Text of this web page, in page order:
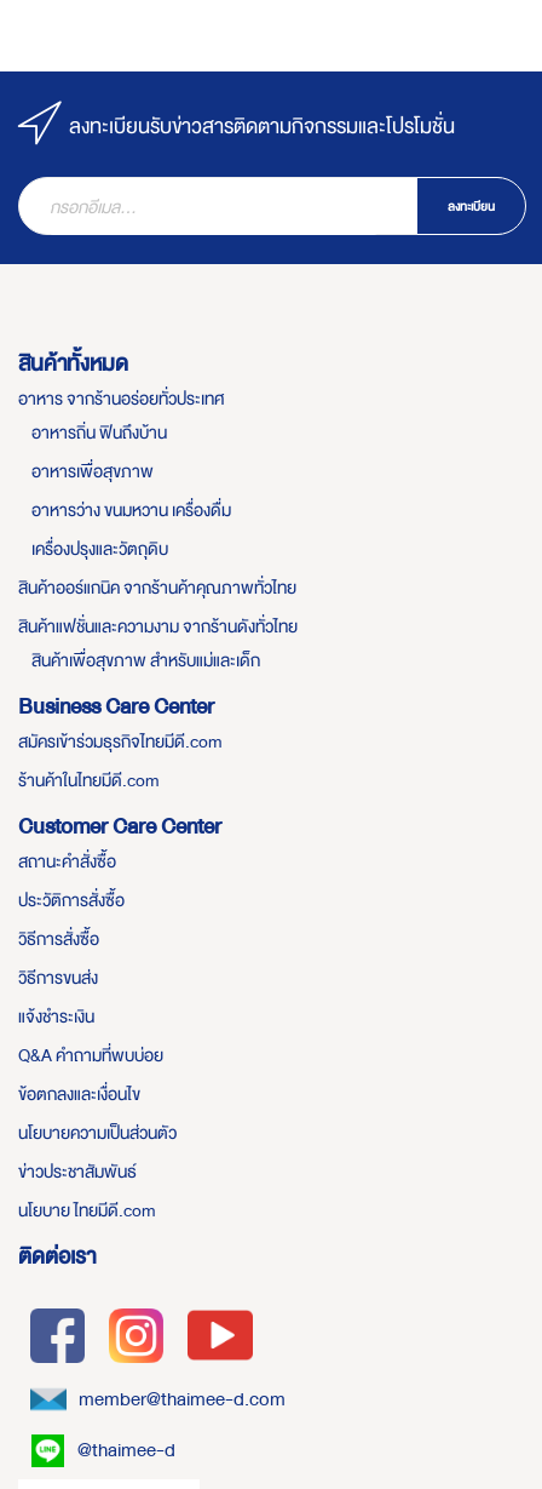
ลงทะเบียนรับข่าวสารติดตามกิจกรรมและโปรโมชั่น
ลงทะเบียน
สินค้าทั้งหมด
อาหาร จากร้านอร่อยทั่วประเทศ
อาหารถิ่น ฟินถึงบ้าน
อาหารเพื่อสุขภาพ
อาหารว่าง ขนมหวาน เครื่องดื่ม
เครื่องปรุงและวัตถุดิบ
สินค้าออร์แกนิค จากร้านค้าคุณภาพทั่วไทย
สินค้าแฟชั่นและความงาม จากร้านดังทั่วไทย
สินค้าเพื่อสุขภาพ สำหรับแม่และเด็ก
Business Care Center
สมัครเข้าร่วมธุรกิจไทยมีดี.com
ร้านค้าในไทยมีดี.com
Customer Care Center
สถานะคำสั่งซื้อ
ประวัติการสั่งซื้อ
วิธีการสั่งซื้อ
วิธีการขนส่ง
แจ้งชำระเงิน
Q&A คำถามที่พบบ่อย
ข้อตกลงและเงื่อนไข
นโยบายความเป็นส่วนตัว
ข่าวประชาสัมพันธ์
นโยบาย ไทยมีดี.com
ติดต่อเรา
member@thaimee-d.com
@thaimee-d